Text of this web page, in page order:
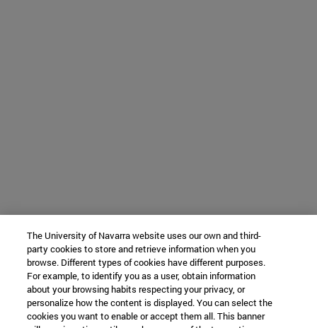
The University of Navarra website uses our own and third-
party cookies to store and retrieve information when you
browse. Different types of cookies have different purposes.
For example, to identify you as a user, obtain information
about your browsing habits respecting your privacy, or
personalize how the content is displayed. You can select the
cookies you want to enable or accept them all. This banner